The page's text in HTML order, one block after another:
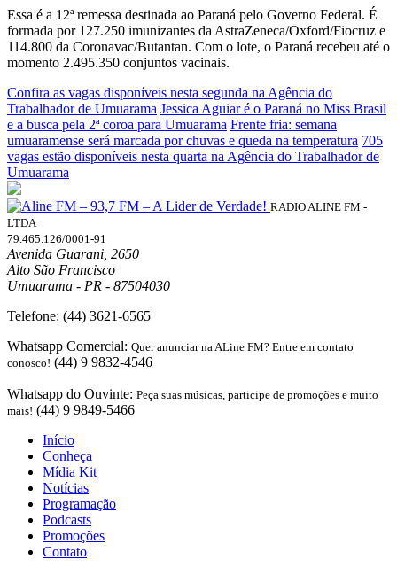
Essa é a 12ª remessa destinada ao Paraná pelo Governo Federal. É
formada por 127.250 imunizantes da AstraZeneca/Oxford/Fiocruz e
114.800 da Coronavac/Butantan. Com o lote, o Paraná recebeu até o
momento 2.495.350 conjuntos vacinais.
Confira as vagas disponíveis nesta segunda na Agência do
Trabalhador de Umuarama Jessica Aguiar é o Paraná no Miss Brasil
e a busca pela 2ª coroa para Umuarama Frente fria: semana
umuaramense será marcada por chuvas e queda na temperatura 705
vagas estão disponíveis nesta quarta na Agência do Trabalhador de
Umuarama
RADIO ALINE FM -
LTDA
79.465.126/0001-91
Avenida Guarani, 2650
Alto São Francisco
Umuarama - PR - 87504030
Telefone: (44) 3621-6565
Whatsapp Comercial: Quer anunciar na ALine FM? Entre em contato
conosco! (44) 9 9832-4546
Whatsapp do Ouvinte: Peça suas músicas, participe de promoções e muito
mais! (44) 9 9849-5466
Início
Conheça
Mídia Kit
Notícias
Programação
Podcasts
Promoções
Contato